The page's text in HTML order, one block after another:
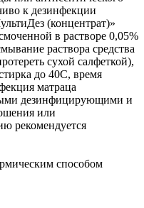
к дезинфекции
(концентрат)»
в растворе 0,05%
раствора средства
сухой салфеткой),
до 40С, время
матраца
дезинфицирующими и
или
рекомендуется
способом